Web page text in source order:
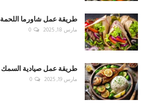
طريقة عمل شاورما اللحمة
مارس 18, 2025 0
طريقة عمل صيادية السمك
مارس 19, 2025 0